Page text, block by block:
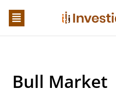
Bull Market